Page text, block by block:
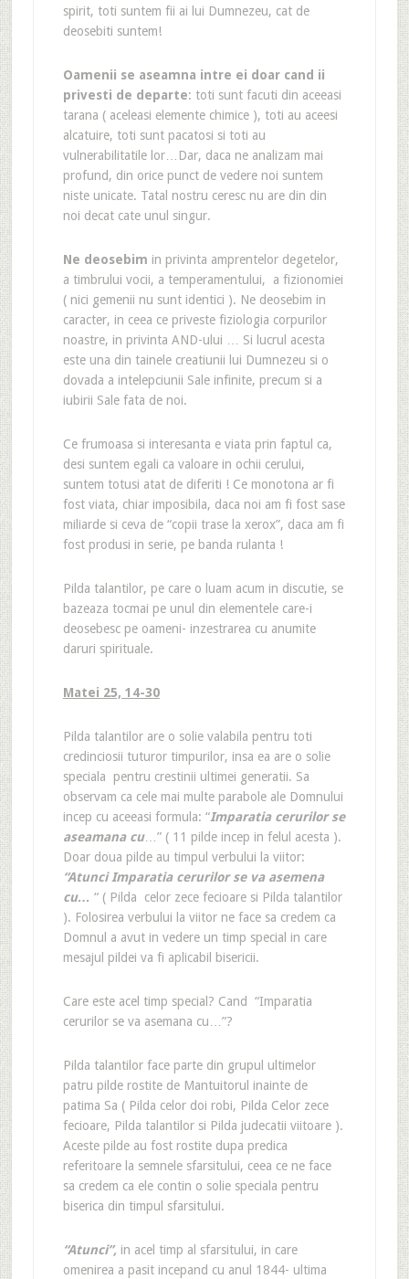
spirit, toti suntem fii ai lui Dumnezeu, cat de
deosebiti suntem!
Oamenii se aseamna intre ei doar cand ii
privesti de departe: toti sunt facuti din aceeasi
tarana ( aceleasi elemente chimice ), toti au aceesi
alcatuire, toti sunt pacatosi si toti au
vulnerabilitatile lor…Dar, daca ne analizam mai
profund, din orice punct de vedere noi suntem
niste unicate. Tatal nostru ceresc nu are din din
noi decat cate unul singur.
Ne deosebim in privinta amprentelor degetelor,
a timbrului vocii, a temperamentului, a fizionomiei
( nici gemenii nu sunt identici ). Ne deosebim in
caracter, in ceea ce priveste fiziologia corpurilor
noastre, in privinta AND-ului … Si lucrul acesta
este una din tainele creatiunii lui Dumnezeu si o
dovada a intelepciunii Sale infinite, precum si a
iubirii Sale fata de noi.
Ce frumoasa si interesanta e viata prin faptul ca,
desi suntem egali ca valoare in ochii cerului,
suntem totusi atat de diferiti ! Ce monotona ar fi
fost viata, chiar imposibila, daca noi am fi fost sase
miliarde si ceva de “copii trase la xerox”, daca am fi
fost produsi in serie, pe banda rulanta !
Pilda talantilor, pe care o luam acum in discutie, se
bazeaza tocmai pe unul din elementele care-i
deosebesc pe oameni- inzestrarea cu anumite
daruri spirituale.
Matei 25, 14-30
Pilda talantilor are o solie valabila pentru toti
credinciosii tuturor timpurilor, insa ea are o solie
speciala pentru crestinii ultimei generatii. Sa
observam ca cele mai multe parabole ale Domnului
incep cu aceeasi formula: “Imparatia cerurilor se
aseamana cu…” ( 11 pilde incep in felul acesta ).
Doar doua pilde au timpul verbului la viitor:
“Atunci Imparatia cerurilor se va asemena
cu… “ ( Pilda celor zece fecioare si Pilda talantilor
). Folosirea verbului la viitor ne face sa credem ca
Domnul a avut in vedere un timp special in care
mesajul pildei va fi aplicabil bisericii.
Care este acel timp special? Cand “Imparatia
cerurilor se va asemana cu…”?
Pilda talantilor face parte din grupul ultimelor
patru pilde rostite de Mantuitorul inainte de
patima Sa ( Pilda celor doi robi, Pilda Celor zece
fecioare, Pilda talantilor si Pilda judecatii viitoare ).
Aceste pilde au fost rostite dupa predica
referitoare la semnele sfarsitului, ceea ce ne face
sa credem ca ele contin o solie speciala pentru
biserica din timpul sfarsitului.
“Atunci”, in acel timp al sfarsitului, in care
omenirea a pasit incepand cu anul 1844- ultima